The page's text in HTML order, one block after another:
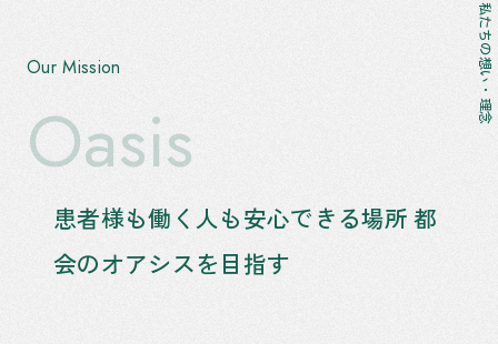
私たちの想い・理念
Our Mission
Oasis
患者様も働く人も安心できる場所 都
会のオアシスを目指す